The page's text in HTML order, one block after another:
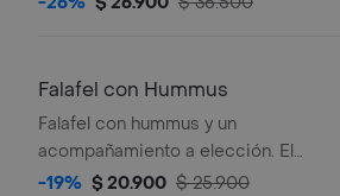
Falafel con Hummus
Falafel con hummus y un
acompañamiento a elección. El
acompañamiento de la foto es
-19% $ 20.900 $ 25.900